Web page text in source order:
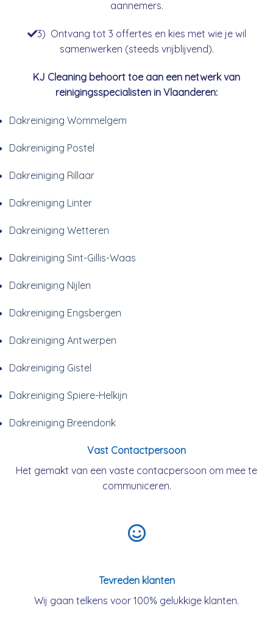
aannemers.
3) Ontvang tot 3 offertes en kies met wie je wil
samenwerken (steeds vrijblijvend).
KJ Cleaning behoort toe aan een netwerk van
reinigingsspecialisten in Vlaanderen:
Dakreiniging Wommelgem
Dakreiniging Postel
Dakreiniging Rillaar
Dakreiniging Linter
Dakreiniging Wetteren
Dakreiniging Sint-Gillis-Waas
Dakreiniging Nijlen
Dakreiniging Engsbergen
Dakreiniging Antwerpen
Dakreiniging Gistel
Dakreiniging Spiere-Helkijn
Dakreiniging Breendonk
Vast Contactpersoon
Het gemakt van een vaste contacpersoon om mee te
communiceren.
Tevreden klanten
Wij gaan telkens voor 100% gelukkige klanten.